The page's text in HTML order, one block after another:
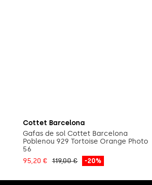
Cottet Barcelona
Gafas de sol Cottet Barcelona
Poblenou 929 Tortoise Orange Photo
56
95,20 € 119,00 € -20%